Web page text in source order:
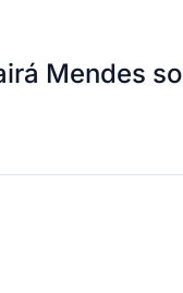
Mendes